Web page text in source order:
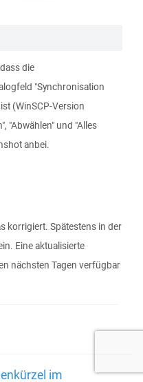
die
"Synchronisation
(WinSCP-Version
"Abwählen" und "Alles
anbei.
korrigiert. Spätestens in der
Eine aktualisierte
nächsten Tagen verfügbar
im